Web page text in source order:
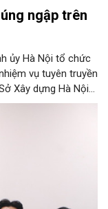
ngập trên
ủy Hà Nội tổ chức
vụ tuyên truyền
Xây dựng Hà Nội
triển khai thực
bàn thành phố.